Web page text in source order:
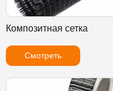
Композитная сетка
Смотреть